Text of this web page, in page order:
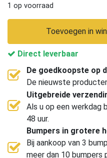
1 op voorraad
Toevoegen in
Direct leverbaar
De goedkoopste op
De nieuwste
Uitgebreide
Als u op een werkdag
48 uur.
Bumpers in grotere
Bij aankoop van 3
meer dan 10 bumpers